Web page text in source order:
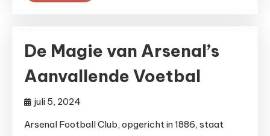
De Magie van Arsenal’s
Aanvallende Voetbal
juli 5, 2024
Arsenal Football Club, opgericht in 1886, staat